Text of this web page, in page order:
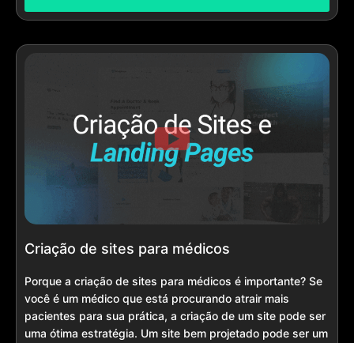
Criação de sites para médicos
Porque a criação de sites para médicos é importante? Se
você é um médico que está procurando atrair mais
pacientes para sua prática, a criação de um site pode ser
uma ótima estratégia. Um site bem projetado pode ser um